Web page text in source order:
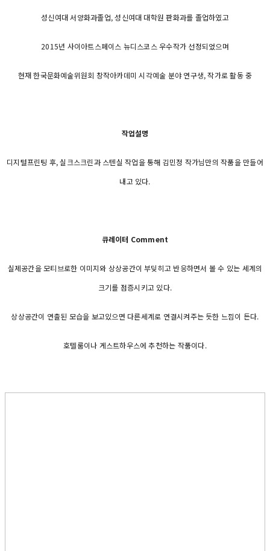
성신여대 서양화과졸업, 성신여대 대학원 판화과를 졸업하였고
2015년 사이아트스페이스 뉴디스코스 우수작가 선정되었으며
현재 한국문화예술위원회 창작아카데미 시각예술 분야 연구생, 작가로 활동 중
작업설명
디지털프린팅 후, 실크스크린과 스텐실 작업을 통해 김민정 작가님만의 작품을 만들어
내고 있다.
큐레이터 Comment
실제공간을 모티브로한 이미지와 상상공간이 부딪히고 반응하면서 볼 수 있는 세계의
크기를 점증시키고 있다.
상상공간이 연출된 모습을 보고있으면 다른세계로 연결시켜주는 듯한 느낌이 든다.
호텔룸이나 게스트하우스에 추천하는 작품이다.